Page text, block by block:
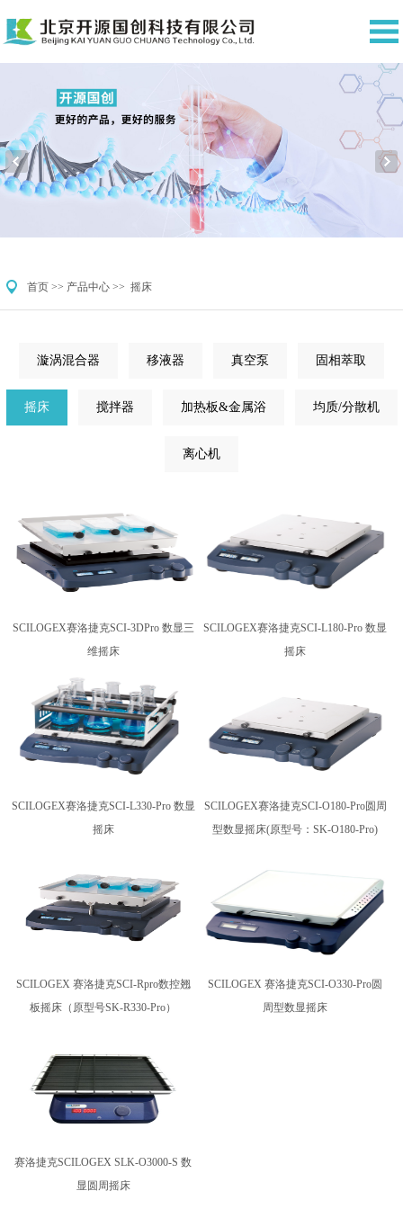
首页 >> 产品中心 >> 摇床
漩涡混合器 移液器 真空泵 固相萃取
摇床 搅拌器 加热板&金属浴 均质/分散机
离心机
SCILOGEX赛洛捷克SCI-3DPro 数显三
维摇床
SCILOGEX赛洛捷克SCI-L180-Pro 数显
摇床
SCILOGEX赛洛捷克SCI-L330-Pro 数显
摇床
SCILOGEX赛洛捷克SCI-O180-Pro圆周
型数显摇床(原型号：SK-O180-Pro)
SCILOGEX 赛洛捷克SCI-Rpro数控翘
板摇床（原型号SK-R330-Pro）
SCILOGEX 赛洛捷克SCI-O330-Pro圆
周型数显摇床
赛洛捷克SCILOGEX SLK-O3000-S 数
显圆周摇床